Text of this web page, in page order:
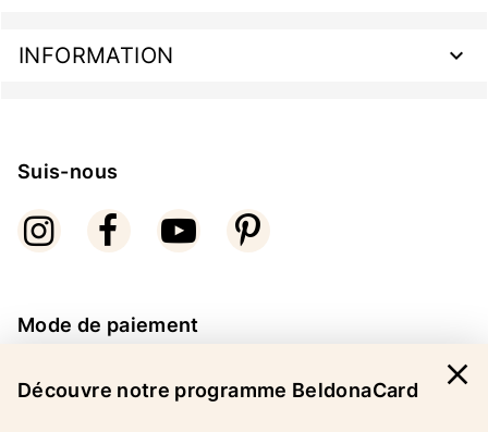
INFORMATION
Suis-nous
Mode de paiement
Découvre notre programme BeldonaCard close